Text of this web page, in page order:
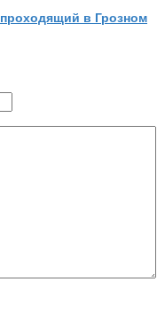
в Грозном